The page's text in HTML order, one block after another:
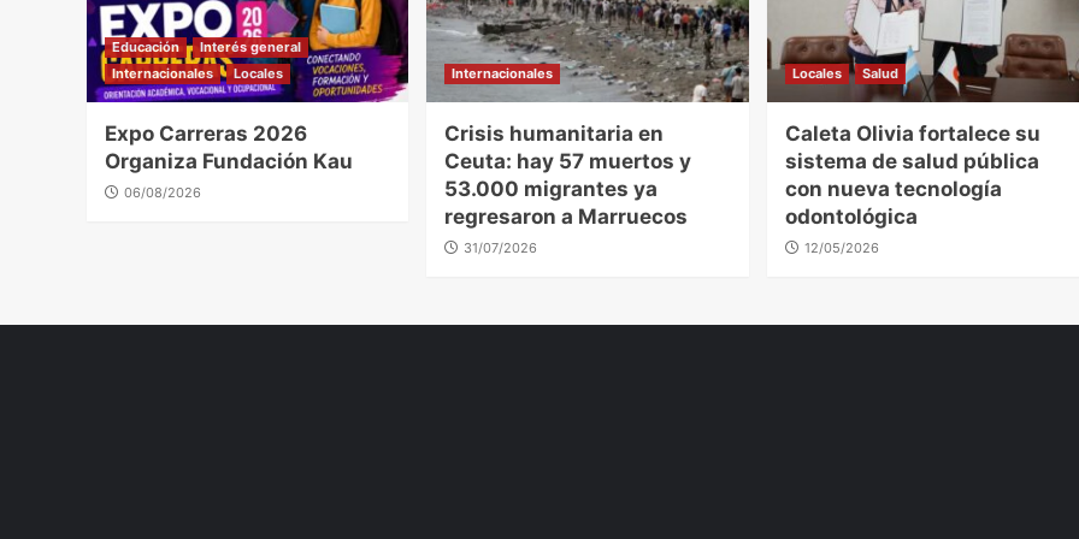
Educación
Interés general
Internacionales
Locales
Expo Carreras 2026
Organiza Fundación Kau
06/08/2026
Internacionales
Crisis humanitaria en
Ceuta: hay 57 muertos y
53.000 migrantes ya
regresaron a Marruecos
31/07/2026
Locales Salud
Caleta Olivia fortalece su
sistema de salud pública
con nueva tecnología
odontológica
12/05/2026